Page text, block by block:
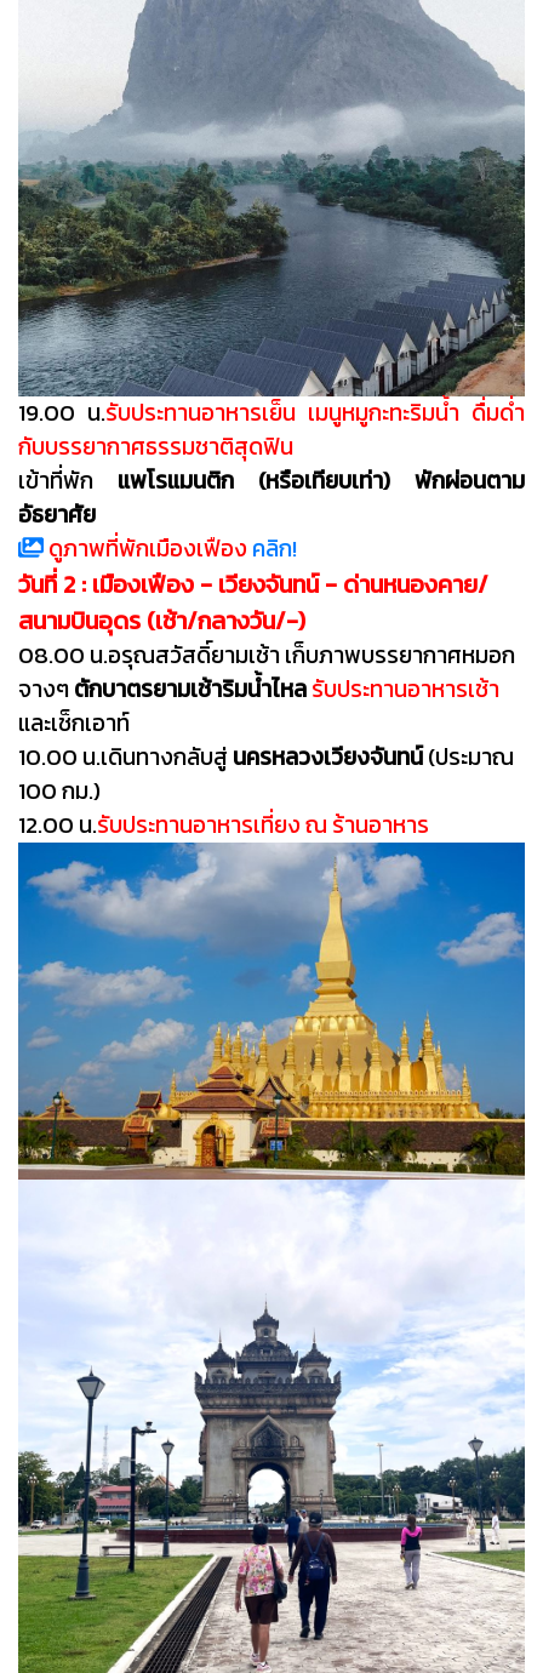
19.00 น.รับประทานอาหารเย็น เมนูหมูกะทะริมน้ำ ดื่มด่ำ
กับบรรยากาศธรรมชาติสุดฟิน
เข้าที่พัก แพโรแมนติก (หรือเทียบเท่า) พักผ่อนตาม
อัธยาศัย
ดูภาพที่พักเมืองเฟือง คลิก!
วันที่ 2 : เมืองเฟือง - เวียงจันทน์ - ด่านหนองคาย/
สนามบินอุดร (เช้า/กลางวัน/-)
08.00 น.อรุณสวัสดิ์ยามเช้า เก็บภาพบรรยากาศหมอก
จางๆ ตักบาตรยามเช้าริมน้ำไหลรับประทานอาหารเช้า
และเช็กเอาท์
10.00 น.เดินทางกลับสู่ นครหลวงเวียงจันทน์(ประมาณ
100 กม.)
12.00 น.รับประทานอาหารเที่ยง ณ ร้านอาหาร